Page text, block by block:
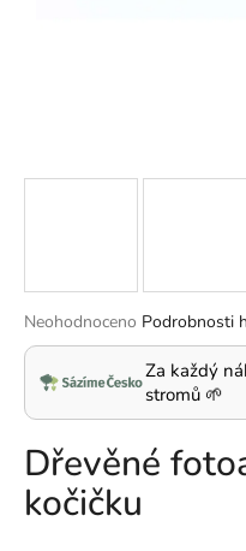
Průměrné
hodnocení
0,0
5
hvězdiček.
Neohodnoceno Podrobnosti
Za každý
stromů 🌱
Dřevěné
kočičku
D
o
o
r
u